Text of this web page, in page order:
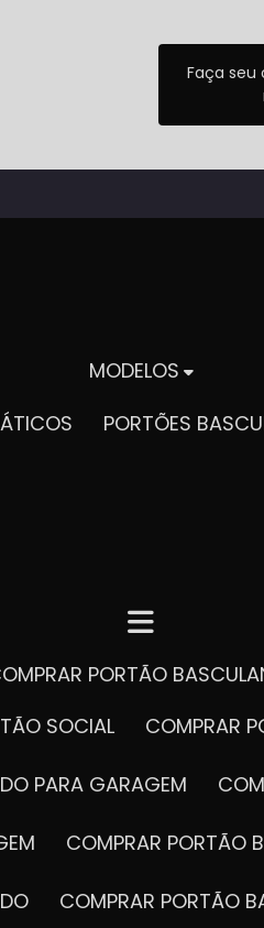
Faça
MODELOS
PORTÕES
COMPRAR PORTÃO
SOCIAL
COMPRAR
PARA GARAGEM
COMPRAR PORTÃO
COMPRAR PORTÃO